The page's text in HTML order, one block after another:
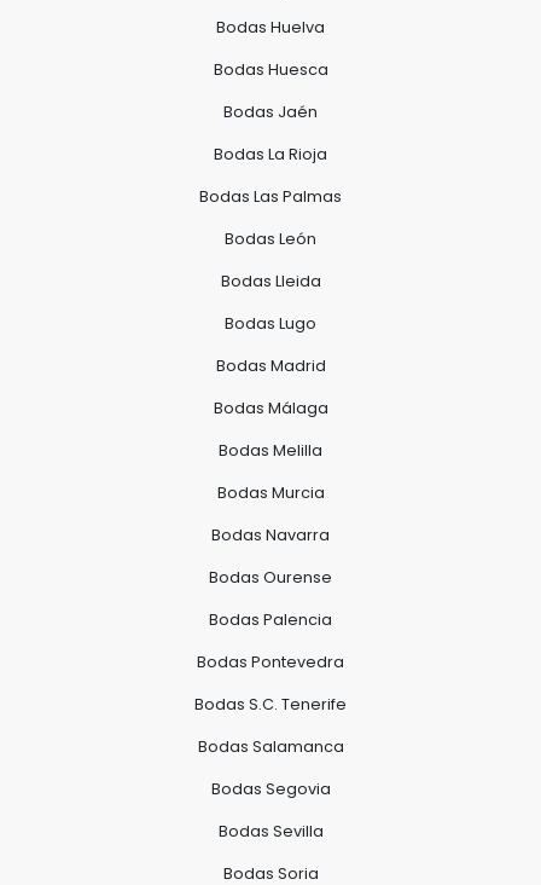
Bodas Huelva
Bodas Huesca
Bodas Jaén
Bodas La Rioja
Bodas Las Palmas
Bodas León
Bodas Lleida
Bodas Lugo
Bodas Madrid
Bodas Málaga
Bodas Melilla
Bodas Murcia
Bodas Navarra
Bodas Ourense
Bodas Palencia
Bodas Pontevedra
Bodas S.C. Tenerife
Bodas Salamanca
Bodas Segovia
Bodas Sevilla
Bodas Soria